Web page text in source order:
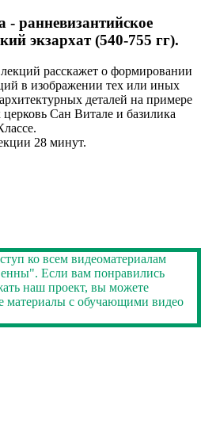
- ранневизантийское
экзархат (540-755 гг).
расскажет о формировании
в изображении тех или иных
деталей на примере
Сан Витале и базилика
28 минут.
ко всем видеоматериалам
Если вам понравились
наш проект, вы можете
материалы с обучающими видео